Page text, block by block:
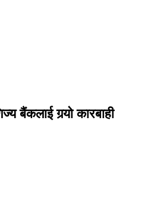
बैंकलाई गर्‍यो कारबाही